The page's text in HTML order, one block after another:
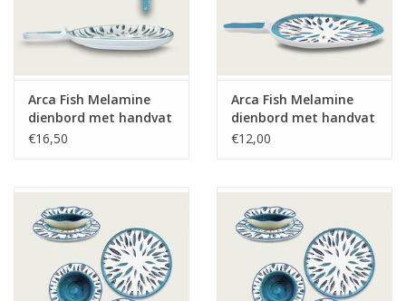
Arca Fish Melamine
dienbord met handvat
37x26x4cm
€16,50
Arca Fish Melamine
dienbord met handvat
38x17x4cm
€12,00